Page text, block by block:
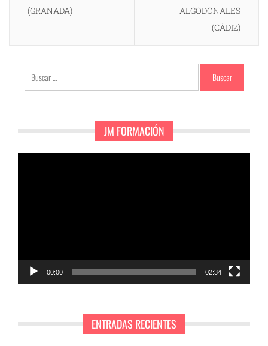
(GRANADA)
ALGODONALES
(CÁDIZ)
Buscar:
JM FORMACIÓN
00:00 02:34
ENTRADAS RECIENTES